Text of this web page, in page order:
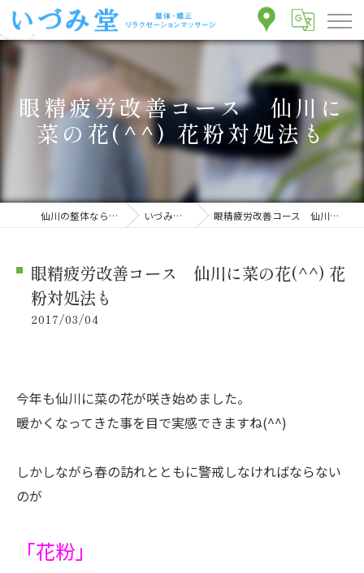
眼精疲労改善コース 仙川に
菜の花(^^) 花粉対処法も
仙川の整体ならいづみ堂整体院 いづみ堂のブログ 眼精疲労改善コース 仙川に菜の花(^^) 花粉対処法も
眼精疲労改善コース 仙川に菜の花(^^) 花
粉対処法も
2017/03/04
今年も仙川に菜の花が咲き始めました。
暖かくなってきた事を目で実感できますね(^^)
しかしながら春の訪れとともに警戒しなければならない
のが
「花粉」